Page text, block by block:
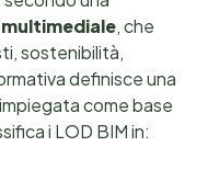
, che
sostenibilità,
definisce una
come base
i LOD BIM in: